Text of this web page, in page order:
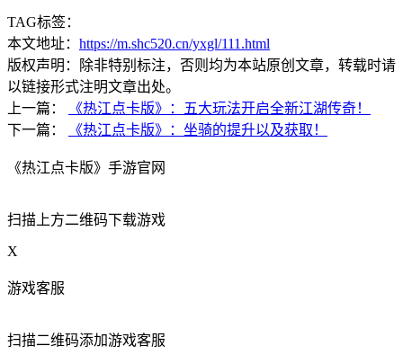
TAG标签：
本文地址： https://m.shc520.cn/yxgl/111.html
版权声明：除非特别标注，否则均为本站原创文章，转载时请
以链接形式注明文章出处。
上一篇：
《热江点卡版》：五大玩法开启全新江湖传奇！
下一篇：
《热江点卡版》：坐骑的提升以及获取！
《热江点卡版》手游官网
扫描上方二维码下载游戏
X
游戏客服
扫描二维码添加游戏客服